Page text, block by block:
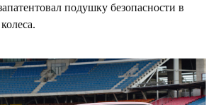
подушку безопасности в